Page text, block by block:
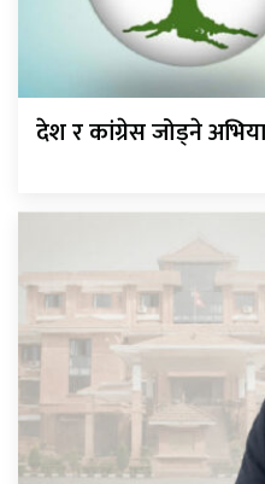
देश र कांग्रेस जोड्ने